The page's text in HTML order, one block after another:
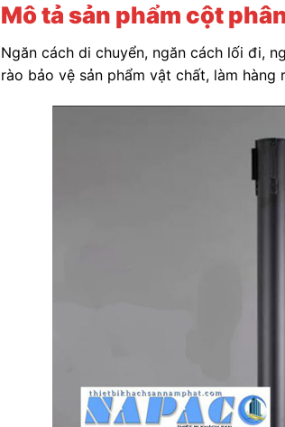
Mô tả sản phẩm cột
Ngăn cách di chuyển, ngăn cách lối đi,
rào bảo vệ sản phẩm vật chất, làm hàng